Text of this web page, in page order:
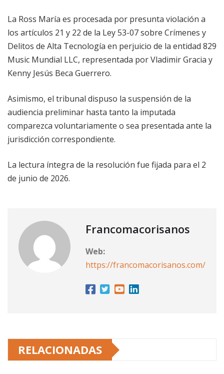
La Ross María es procesada por presunta violación a
los artículos 21 y 22 de la Ley 53-07 sobre Crímenes y
Delitos de Alta Tecnología en perjuicio de la entidad 829
Music Mundial LLC, representada por Vladimir Gracia y
Kenny Jesús Beca Guerrero.
Asimismo, el tribunal dispuso la suspensión de la
audiencia preliminar hasta tanto la imputada
comparezca voluntariamente o sea presentada ante la
jurisdicción correspondiente.
La lectura íntegra de la resolución fue fijada para el 2
de junio de 2026.
Francomacorisanos
Web:
https://francomacorisanos.com/
RELACIONADAS